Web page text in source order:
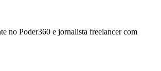
no Poder360 e jornalista freelancer com